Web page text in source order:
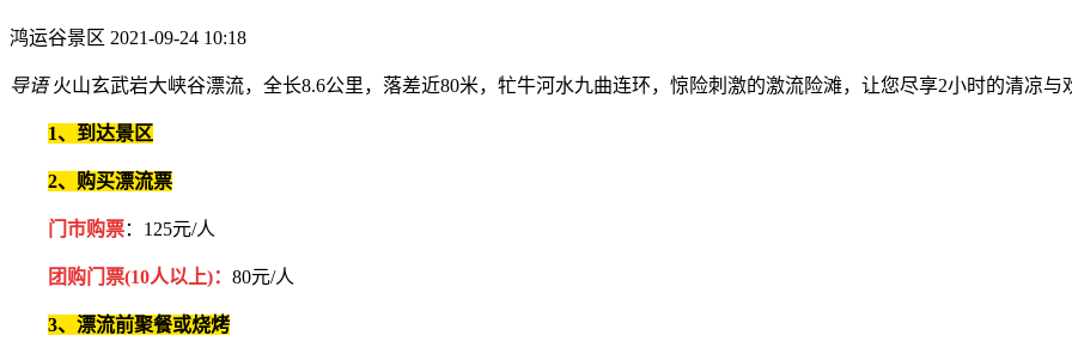
鸿运谷景区 2021-09-24 10:18
导语火山玄武岩大峡谷漂流，全长8.6公里，落差近80米，牤牛河水九曲连环，惊险刺激的激流险滩，让您尽享2小时的清凉与
1、到达景区
2、购买漂流票
门市购票：125元/人
团购门票(10人以上)： 80元/人
3、漂流前聚餐或烧烤